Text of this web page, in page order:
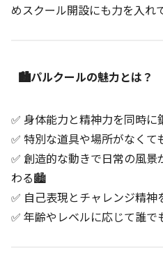
めスクール開設にも力を入れ
🏙️パルクールの魅力とは？
✅ 身体能力と精神力を同時に
✅ 特別な道具や場所がなくて
✅ 創造的な動きで日常の風
わる🏙️
✅ 自己表現とチャレンジ精神
✅ 年齢やレベルに応じて誰で